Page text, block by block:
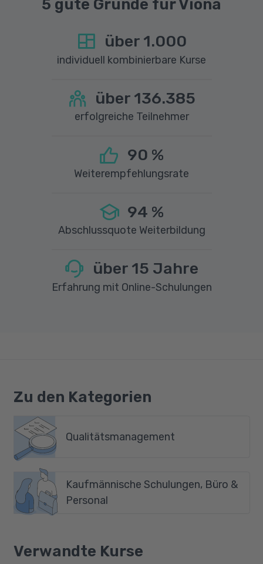
5 gute Gründe für Viona
über 1.000
individuell kombinierbare Kurse
über 136.385
erfolgreiche Teilnehmer
90 %
Weiterempfehlungsrate
94 %
Abschlussquote Weiterbildung
über 15 Jahre
Erfahrung mit Online-Schulungen
Zu den Kategorien
Qualitätsmanagement
Kaufmännische Schulungen, Büro &
Personal
Verwandte Kurse